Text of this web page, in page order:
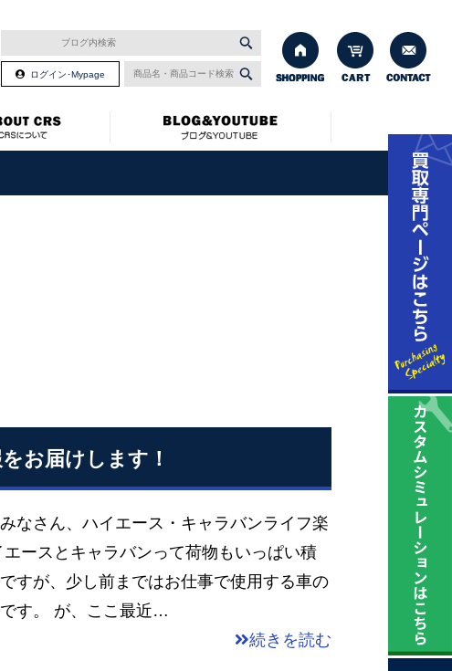
ログイン･Mypage
お届けします！
なさん、ハイエース・キャラバンライフ楽
ースとキャラバンって荷物もいっぱい積
すが、少し前まではお仕事で使用する車の
す。 が、ここ最近…
続きを読む